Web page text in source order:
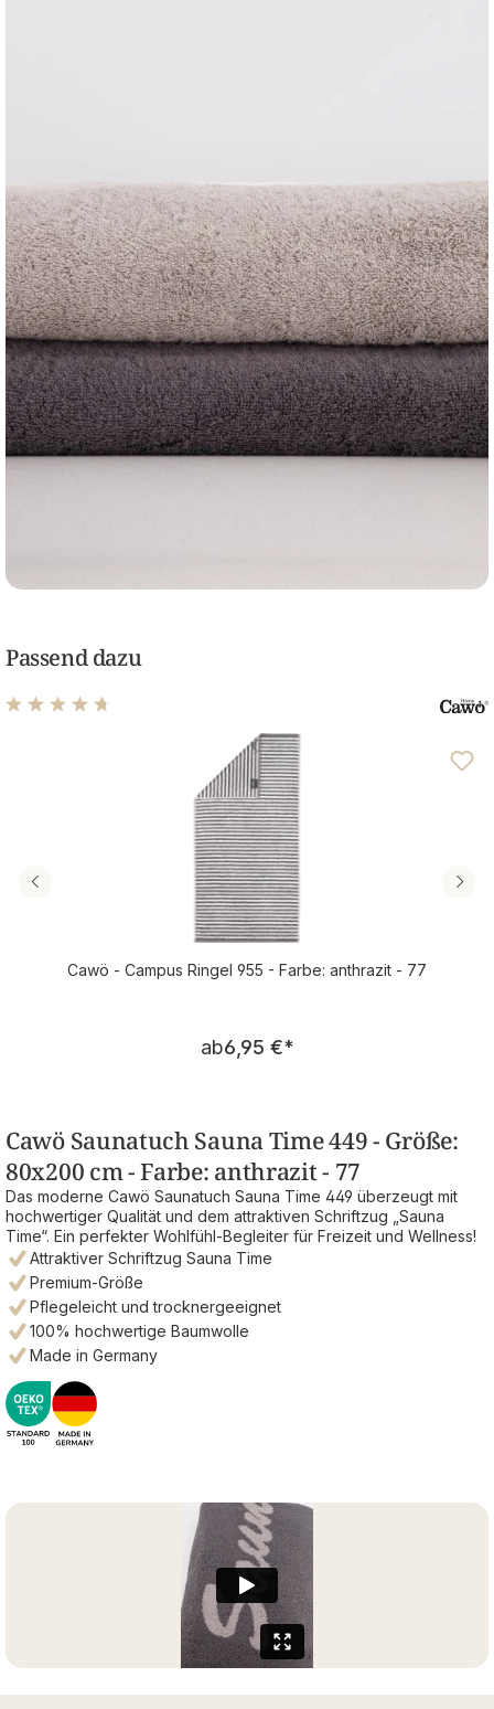
Passend dazu
Durchschnittliche Bewertung von 4.74 von 5 Sternen
Cawö - Campus Ringel 955 - Farbe: anthrazit - 77
Regulärer Preis:
ab6,95 €*
Cawö Saunatuch Sauna Time 449 - Größe:
80x200 cm - Farbe: anthrazit - 77
Das moderne Cawö Saunatuch Sauna Time 449 überzeugt mit
hochwertiger Qualität und dem attraktiven Schriftzug „Sauna
Time“. Ein perfekter Wohlfühl-Begleiter für Freizeit und Wellness!
Attraktiver Schriftzug Sauna Time
Premium-Größe
Pflegeleicht und trocknergeeignet
100% hochwertige Baumwolle
Made in Germany